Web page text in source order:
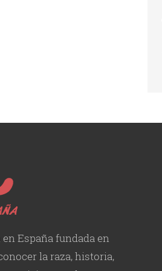
España fundada en
la raza, historia,